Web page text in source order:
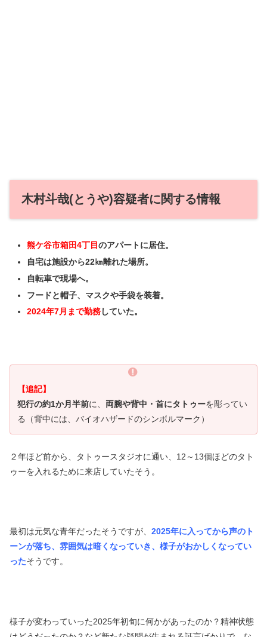
木村斗哉(とうや)容疑者に関する情報
熊ケ谷市箱田4丁目のアパートに居住。
自宅は施設から22㎞離れた場所。
自転車で現場へ。
フードと帽子、マスクや手袋を装着。
2024年7月まで勤務していた。
【追記】
犯行の約1か月半前に、 両腕や背中・首にタトゥーを彫ってい
る（背中には、バイオハザードのシンボルマーク）
２年ほど前から、タトゥースタジオに通い、12～13個ほどのタト
ゥーを入れるために来店していたそう。
最初は元気な青年だったそうですが、 2025年に入ってから声のト
ーンが落ち、雰囲気は暗くなっていき、様子がおかしくなってい
ったそうです。
様子が変わっていった2025年初旬に何かがあったのか？精神状態